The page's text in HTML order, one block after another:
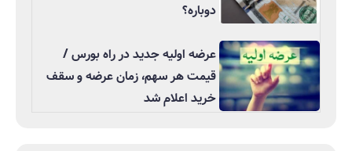
دوباره؟
عرضه اولیه جدید در راه بورس /
قیمت هر سهم، زمان عرضه و سقف
خرید اعلام شد